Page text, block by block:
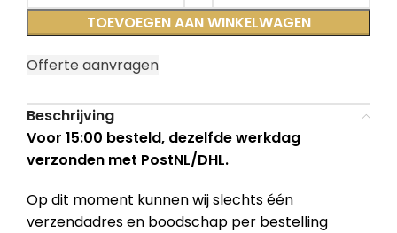
TOEVOEGEN AAN WINKELWAGEN
Offerte aanvragen
Beschrijving
Voor 15:00 besteld, dezelfde werkdag
verzonden met PostNL/DHL.
Op dit moment kunnen wij slechts één
verzendadres en boodschap per bestelling